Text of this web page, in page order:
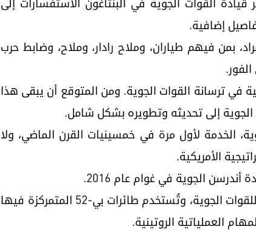
إضافية.
من خمسة أفراد، بمن فيهم طياران، وملاح رادار، وملاح، وضابط حرب
واحدة من 76 طائرة بي-52 متبقية في ترسانة القوات الجوية. ومن المتوقع أن يبقى هذا
إلى تحديثه وتطويره بشكل شامل.
الخدمة لأول مرة في خمسينيات القرن الماضي، ولا
الأمريكية.
تُعدّ قاعدة إدواردز مركز اختبارات الطيران الرئيسي للقوات الجوية، وتُستخدم طائرات بي-52 المتمركزة فيها
العملياتية الروتينية.